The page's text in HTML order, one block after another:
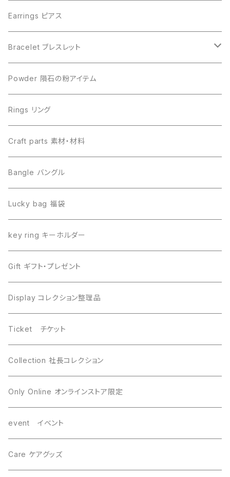
Campo del Cielo カンポデルシエロ
Muonionalusta ムオニオナルスタ
Sericho セリコ
Libyan desert glass リビアングラス
Canyon Diablo キャニオンディアブロ
Imilac イミラック
Henbury ヘンブリー
Dronino ドロニノ
Moldavite モルダバイト
Seymchan セイムチャン
WireWrapping ワイヤーラッピング
Gebel Kamil ゲベルカミル
Mundrabilla マンドラビラ
Saint-Aubin サントーバン
Sikhote-Alin シホーテアリン
Campo del Cielo カンポデルシエロ
Aletai アルタイ
Muonionalusta ムオニオナルスタ
Henbury ヘンブリー
Sericho セリコ
Libyan desert glass リビアングラス
Seymchan セイムチャン
Imilac イミラック
Moldavite モルダバイト
Dronino ドロニノ
Brahin ブラヒン
Uruacu ウルアク
Canyon Diablo キャニオンディアブロ
Agoudal アグダル
Chelyabinsk チェリャビンスク
Earrings ピアス
Bracelet ブレスレット
ビーズ単品
Powder 隕石の粉アイテム
Rings リング
Craft parts 素材・材料
Bangle バングル
Lucky bag 福袋
key ring キーホルダー
Gift ギフト・プレゼント
Display コレクション整理品
Ticket チケット
Collection 社長コレクション
Only Online オンラインストア限定
event イベント
Care ケアグッズ